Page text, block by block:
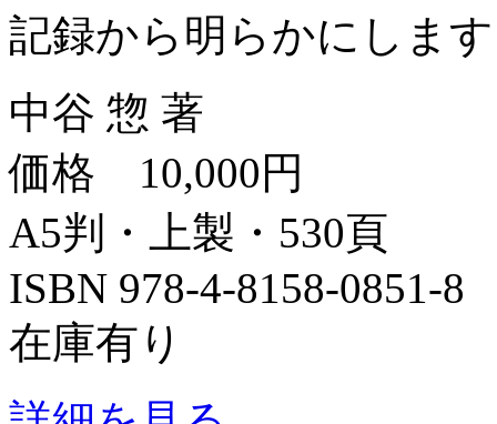
記録から明らかにしま
中谷 惣 著
価格 10,000円
A5判・上製・530頁
ISBN 978-4-8158-0851-
在庫有り